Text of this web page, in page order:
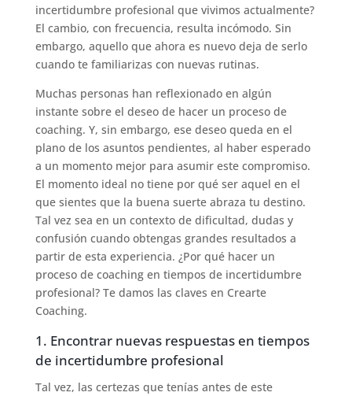
incertidumbre profesional que vivimos actualmente?
El cambio, con frecuencia, resulta incómodo. Sin
embargo, aquello que ahora es nuevo deja de serlo
cuando te familiarizas con nuevas rutinas.
Muchas personas han reflexionado en algún
instante sobre el deseo de hacer un proceso de
coaching. Y, sin embargo, ese deseo queda en el
plano de los asuntos pendientes, al haber esperado
a un momento mejor para asumir este compromiso.
El momento ideal no tiene por qué ser aquel en el
que sientes que la buena suerte abraza tu destino.
Tal vez sea en un contexto de dificultad, dudas y
confusión cuando obtengas grandes resultados a
partir de esta experiencia. ¿Por qué hacer un
proceso de coaching en tiempos de incertidumbre
profesional? Te damos las claves en Crearte
Coaching.
1. Encontrar nuevas respuestas en tiempos
de incertidumbre profesional
Tal vez, las certezas que tenías antes de este